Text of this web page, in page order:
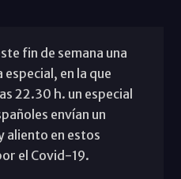
fin de semana una
en la que
22.30 h. un especial
envían un
aliento en estos
el Covid-19.